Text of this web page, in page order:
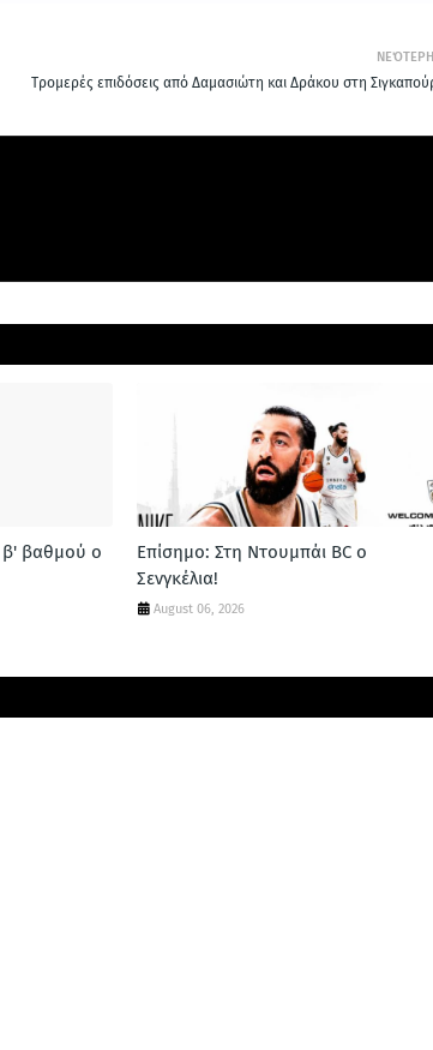
ΝΕΌΤΕΡΗ
Τρομερές επιδόσεις από Δαμασιώτη και Δράκου στη
βαθμού ο
Επίσημο: Στη Ντουμπάι BC ο
Σενγκέλια!
August 06, 2026